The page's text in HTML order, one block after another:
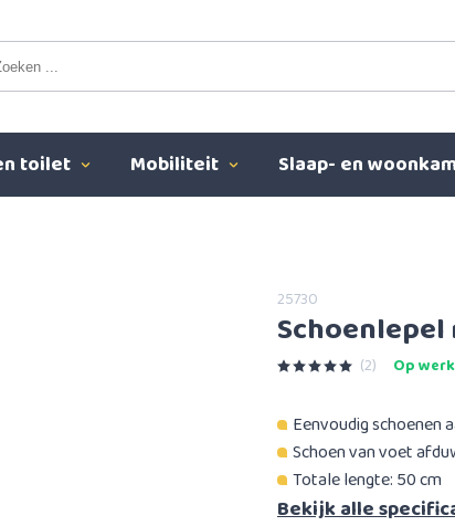
toilet Mobiliteit Slaap- en
25730
(2) Op
Eenvoudig schoenen
Schoen van voet
Totale lengte: 50 cm
Bekijk alle